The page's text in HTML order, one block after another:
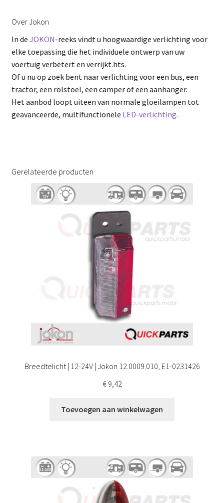
Over Jokon
In de JOKON-reeks vindt u hoogwaardige verlichting voor
elke toepassing die het individuele ontwerp van uw
voertuig verbetert en verrijkt.hts.
Of u nu op zoek bent naar verlichting voor een bus, een
tractor, een rolstoel, een camper of een aanhanger.
Het aanbod loopt uiteen van normale gloeilampen tot
geavanceerde, multifunctionele LED-verlichting.
Gerelateerde producten
Breedtelicht | 12-24V | Jokon 12.0009.010, E1-0231426
€9,42
Toevoegen aan winkelwagen